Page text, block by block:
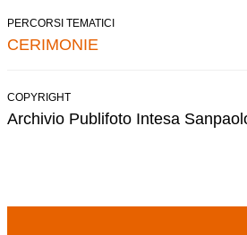
PERCORSI TEMATICI
CERIMONIE
COPYRIGHT
Archivio Publifoto Intesa